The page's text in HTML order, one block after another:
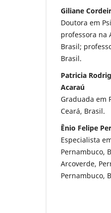
Giliane
Doutora em
professora na
Brasil;
Brasil.
Patricia
Acaraú
Graduada em
Ceará, Brasil.
Ênio Felipe
Especialista
Pernambuco,
Arcoverde,
Pernambuco,